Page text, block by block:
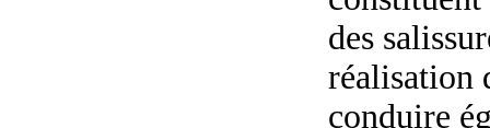
des
réalisation
conduire